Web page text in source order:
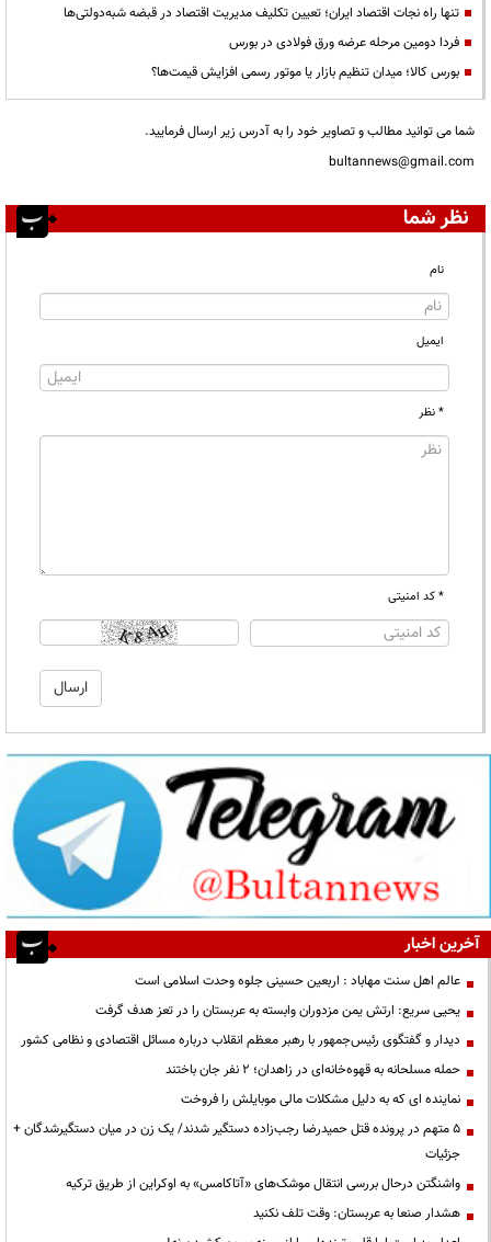
تنها راه نجات اقتصاد ایران؛ تعیین تکلیف مدیریت اقتصاد در قبضه شبه‌دولتی‌ها
فردا دومین مرحله عرضه ورق فولادی در بورس
بورس کالا؛ میدان تنظیم بازار یا موتور رسمی افزایش قیمت‌ها؟
شما می توانید مطالب و تصاویر خود را به آدرس زیر ارسال فرمایید.
bultannews@gmail.com
نظر شما
نام
ایمیل
* نظر
* کد امنیتی
آخرین اخبار
عالم اهل سنت مهاباد : اربعین حسینی جلوه وحدت اسلامی است
یحیی سریع: ارتش یمن مزدوران وابسته به عربستان را در تعز هدف گرفت
دیدار و گفتگوی رئیس‌جمهور با رهبر معظم انقلاب درباره مسائل اقتصادی و نظامی کشور
حمله مسلحانه به قهوه‌خانه‌ای در زاهدان؛ ۲ نفر جان باختند
نماینده ای که به دلیل مشکلات مالی موبایلش را فروخت
۵ متهم در پرونده قتل حمیدرضا رجب‌زاده دستگیر شدند/ یک زن در میان دستگیرشدگان +
جزئیات
واشنگتن درحال بررسی انتقال موشک‌های «آتاکامس» به اوکراین از طریق ترکیه
هشدار صنعا به عربستان: وقت تلف نکنید